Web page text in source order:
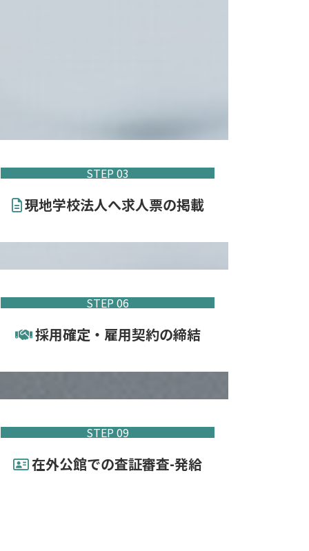
STEP 03
現地学校法人へ求人票の掲載
STEP 06
採用確定・雇用契約の締結
STEP 09
在外公館での査証審査-発給